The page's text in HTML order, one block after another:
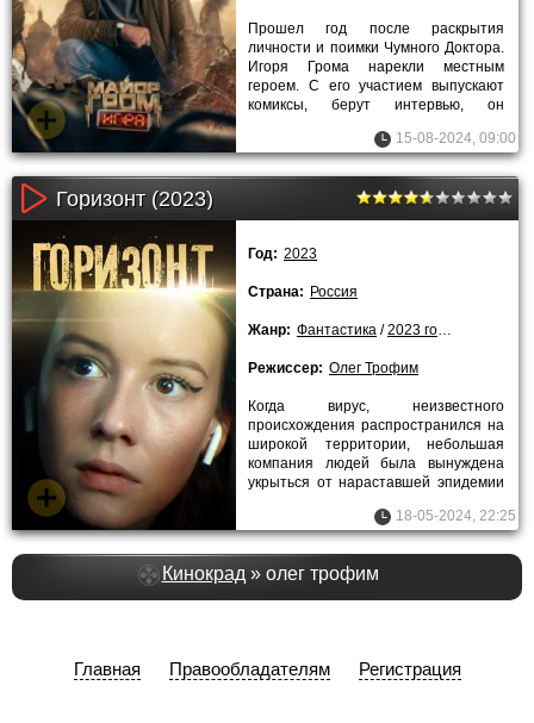
Прошел год после раскрытия
личности и поимки Чумного Доктора.
Игоря Грома нарекли местным
героем. С его участием выпускают
комиксы, берут интервью, он
15-08-2024, 09:00
Горизонт (2023)
Год: 2023
Страна: Россия
Жанр: Фантастика /2023 года
Режиссер: Олег Трофим
Когда вирус, неизвестного
происхождения распространился на
широкой территории, небольшая
компания людей была вынуждена
укрыться от нараставшей эпидемии
18-05-2024, 22:25
Кинокрад » олег трофим
Главная Правообладателям Регистрация